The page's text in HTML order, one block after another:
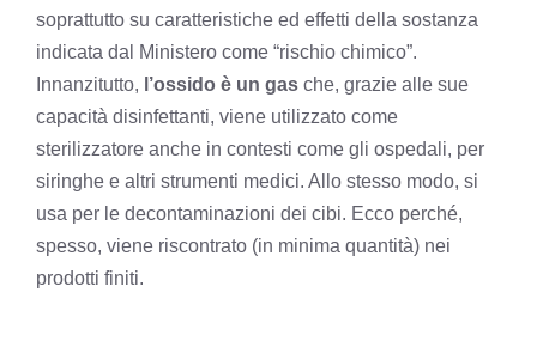
soprattutto su caratteristiche ed effetti della sostanza
indicata dal Ministero come “rischio chimico”.
Innanzitutto, l’ossido è un gas che, grazie alle sue
capacità disinfettanti, viene utilizzato come
sterilizzatore anche in contesti come gli ospedali, per
siringhe e altri strumenti medici. Allo stesso modo, si
usa per le decontaminazioni dei cibi. Ecco perché,
spesso, viene riscontrato (in minima quantità) nei
prodotti finiti.